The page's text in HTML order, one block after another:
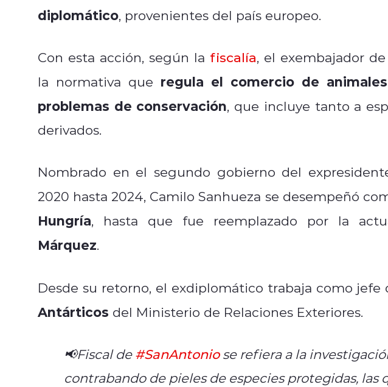
diplomático, provenientes del país europeo.
Con esta acción, según la fiscalía, el exembajador
la normativa que regula el comercio de
problemas de conservación, que incluye tanto a
derivados.
Nombrado en el segundo gobierno del
2020 hasta 2024, Camilo Sanhueza se desempeñó
Hungría, hasta que fue reemplazado por la
Márquez.
Desde su retorno, el exdiplomático trabaja como jefe
Antárticos del Ministerio de Relaciones Exteriores.
📢Fiscal de#SanAntoniose refiera a la
contrabando de pieles de especies protegidas, las